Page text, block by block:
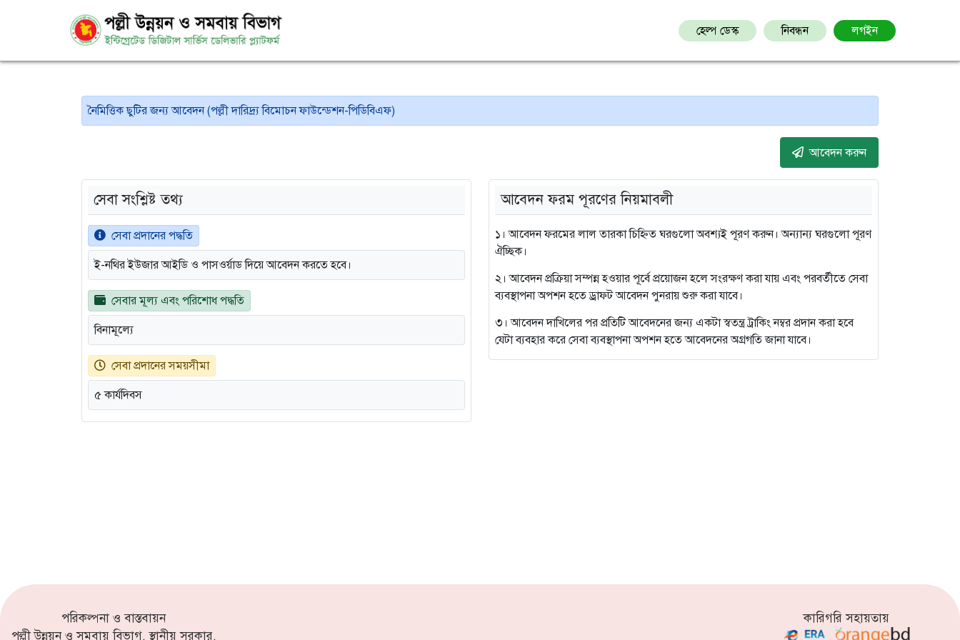
হেল্প ডেস্ক নিবন্ধন লগইন
নৈমিত্তিক ছুটির জন্য আবেদন (পল্লী দারিদ্র্য বিমোচন ফাউন্ডেশন-পিডিবিএফ)
আবেদন করুন
সেবা সংশ্লিষ্ট তথ্য
সেবা প্রদানের পদ্ধতি
ই-নথির ইউজার আইডি ও পাসওর্য়াড দিয়ে আবেদন করতে হবে।
সেবার মূল্য এবং পরিশোধ পদ্ধতি
বিনামূল্যে
সেবা প্রদানের সময়সীমা
৫ কার্যদিবস
আবেদন ফরম পূরণের নিয়মাবলী
১। আবেদন ফরমের লাল তারকা চিহ্নিত ঘরগুলো অবশ্যই পূরণ করুন। অন্যান্য ঘরগুলো পূরণ
ঐচ্ছিক।
২। আবেদন প্রক্রিয়া সম্পন্ন হওয়ার পূর্বে প্রয়োজন হলে সংরক্ষণ করা যায় এবং পরবর্তীতে সেবা
ব্যবস্থাপনা অপশন হতে ড্রাফট আবেদন পুনরায় শুরু করা যাবে।
৩। আবেদন দাখিলের পর প্রতিটি আবেদনের জন্য একটা স্বতন্ত্র ট্রাকিং নম্বর প্রদান করা হবে
যেটা ব্যবহার করে সেবা ব্যবস্থাপনা অপশন হতে আবেদনের অগ্রগতি জানা যাবে।
পরিকল্পনা ও বাস্তবায়ন
পল্লী উন্নয়ন ও সমবায় বিভাগ, স্থানীয় সরকার,
কারিগরি সহায়তায়